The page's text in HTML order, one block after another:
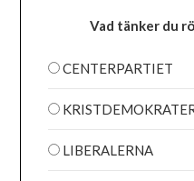
Vad tänker du
CENTERPARTIET
LIBERALERNA